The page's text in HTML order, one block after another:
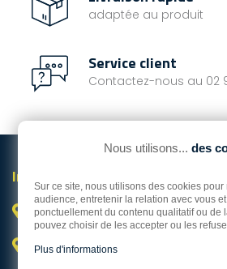
adaptée au produit
Service client
Contactez-nous au 02
Informations
Vannes
Hors Bord Service Occasion
Nous utilisons... des
Sur ce site, nous utilisons des cookies pour
audience, entretenir la relation avec vous
ponctuellement du contenu qualitatif ou de
pouvez choisir de les accepter ou les
Plus d'informations